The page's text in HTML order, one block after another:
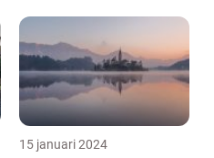
15 januari 2024